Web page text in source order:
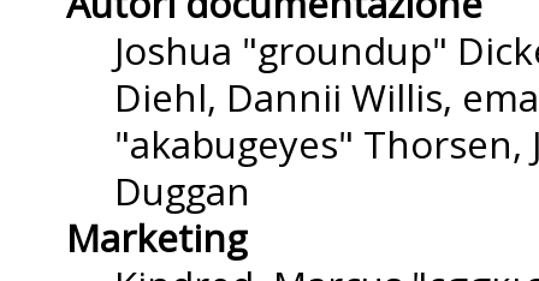
Joshua "groundup"
Diehl, Dannii Willis,
"akabugeyes" Thorsen,
Duggan
Marketing